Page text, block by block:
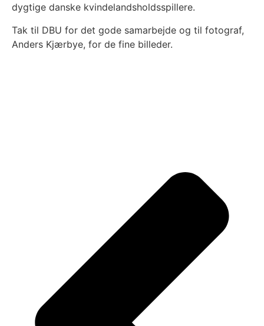
dygtige danske kvindelandsholdsspillere.
Tak til DBU for det gode samarbejde og til fotograf,
Anders Kjærbye, for de fine billeder.